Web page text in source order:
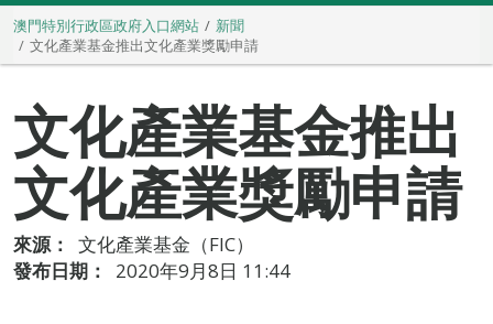
澳門特別行政區政府入口網站
新聞
文化產業基金推出文化產業獎勵申請
文化產業基金推出
文化產業獎勵申請
來源：
文化產業基金（FIC）
發布日期：
2020年9月8日 11:44